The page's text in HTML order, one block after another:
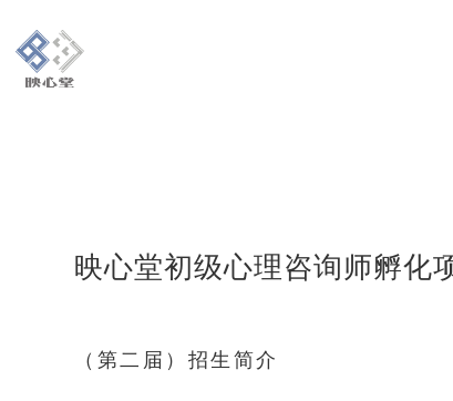
映心堂初级心理咨询师孵化
（第二届）招生简介